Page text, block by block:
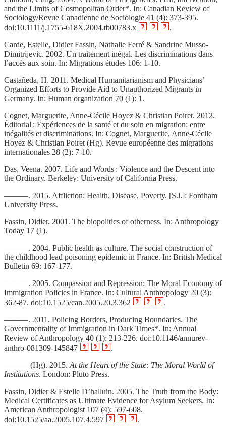
and the Limits of Cosmopolitan Order*. In: Canadian Review of
Sociology/Revue Canadienne de Sociologie 41 (4): 373‑395.
doi:10.1111/j.1755-618X.2004.tb00783.x
.
Carde, Estelle, Didier Fassin, Nathalie Ferré & Sandrine Musso-
Dimitrijevic. 2002. Un traitement inégal. Les discriminations dans
l’accès aux soin. In: Migrations études 106: 1‑10.
Castañeda, H. 2011. Medical Humanitarianism and Physicians’
Organized Efforts to Provide Aid to Unauthorized Migrants in
Germany. In: Human organization 70 (1): 1.
Cognet, Marguerite, Anne-Cécile Hoyez & Christian Poiret. 2012.
Éditorial : Expériences de la santé et du soin en migration: entre
inégalités et discriminations. In: Cognet, Marguerite, Anne-Cécile
Hoyez & Christian Poiret (Hg). Revue européenne des migrations
internationales 28 (2): 7‑10.
Das, Veena. 2007. Life and Words : Violence and the Descent into
the Ordinary. Berkeley: University of California Press.
———. 2015. Affliction: Health, Disease, Poverty. [S.l.]: Fordham
University Press.
Fassin, Didier. 2001. The biopolitics of otherness. In: Anthropology
Today 17 (1).
———. 2004. Public health as culture. The social construction of
the childhood lead poisoning epidemic in France. In: British Medical
Bulletin 69: 167‑177.
———. 2005. Compassion and Repression: The Moral Economy of
Immigration Policies in France. In: Cultural Anthropology 20 (3):
362‑87. doi:10.1525/can.2005.20.3.362
.
———. 2011. Policing Borders, Producing Boundaries. The
Governmentality of Immigration in Dark Times*. In: Annual
Review of Anthropology 40 (1): 213‑226. doi:10.1146/annurev-
anthro-081309-145847
.
——— (Hg). 2015. At the Heart of the State: The Moral World of
Institutions. London: Pluto Press.
Fassin, Didier & Estelle D’halluin. 2005. The Truth from the Body:
Medical Certificates as Ultimate Evidence for Asylum Seekers. In:
American Anthropologist 107 (4): 597‑608.
doi:10.1525/aa.2005.107.4.597
.